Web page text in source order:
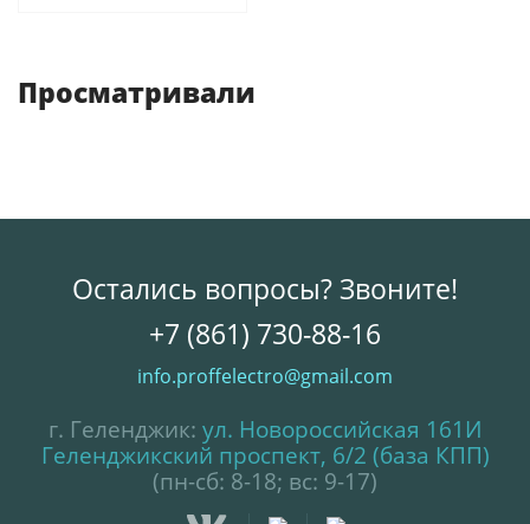
Просматривали
Остались вопросы? Звоните!
+7 (861) 730-88-16
info.proffelectro@gmail.com
г. Геленджик: ул. Новороссийская 161И
Геленджикский проспект, 6/2 (база КПП)
(пн-сб: 8-18; вс: 9-17)